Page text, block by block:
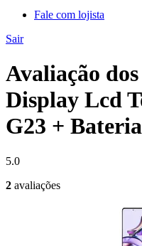
Fale com lojista
Sair
Avaliação
Display Lcd
G23 + Bateria
5.0
2 avaliações